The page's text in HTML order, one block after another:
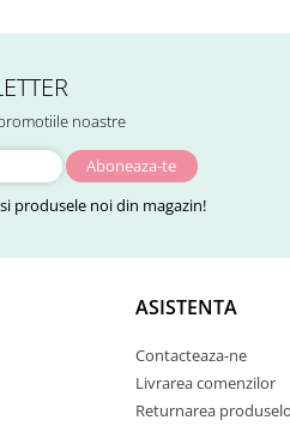
noastre
produsele noi din magazin!
ASISTENTA
Contacteaza-ne
Livrarea comenzilor
Returnarea